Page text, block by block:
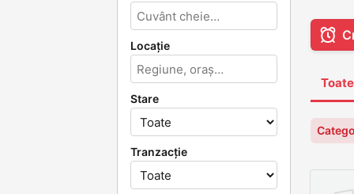
Locație
Stare
Tranzacție